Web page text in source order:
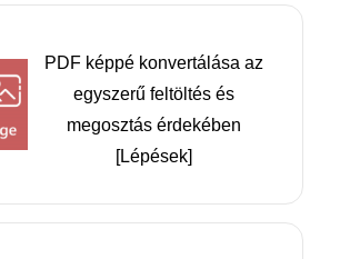
PDF képpé konvertálása az
egyszerű feltöltés és
megosztás érdekében
[Lépések]